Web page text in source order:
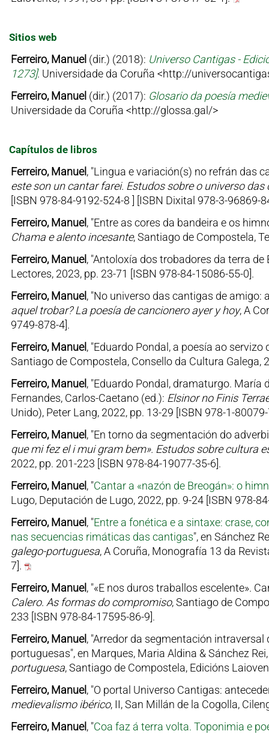
Sitios web
Ferreiro, Manuel (dir.) (2018): Universo Cantigas -
1273]. Universidade da Coruña <http://
Ferreiro, Manuel (dir.) (2017): Glosario da poesía
Universidade da Coruña <http://glossa.gal/>
Capítulos de libros
Ferreiro, Manuel, "Lingua e variación(s) no refrán das
este son un cantar farei. Estudos sobre o universo das
[ISBN 978-84-9192-524-8 ] [ISBN Dixital 978-3-
Ferreiro, Manuel, "Entre as cores da bandeira e os
Chama e alento incesante, Santiago de Compostela,
Ferreiro, Manuel, "Antoloxía dos trobadores da terra de
Lectores, 2023, pp. 23-71 [ISBN 978-84-15086-55-0].
Ferreiro, Manuel, "No universo das cantigas de amigo:
aquel trobar? La poesía de cancionero ayer y hoy, A
9749-878-4].
Ferreiro, Manuel, "Eduardo Pondal, a poesía ao servizo
Santiago de Compostela, Consello da Cultura
Ferreiro, Manuel, "Eduardo Pondal, dramaturgo. María
Fernandes, Carlos-Caetano (ed.): Elsinor no Finis
Unido), Peter Lang, 2022, pp. 13-29 [ISBN 978-1-
Ferreiro, Manuel, "En torno da segmentación do
que mi fez el i mui gram bem». Estudos sobre cultura
2022, pp. 201-223 [ISBN 978-84-19077-35-6].
Ferreiro, Manuel, "Cantar a «nazón de Breogán»: o
Lugo, Deputación de Lugo, 2022, pp. 9-24 [ISBN 978-
Ferreiro, Manuel, "Entre a fonética e a sintaxe: crase,
nas secuencias rimáticas das cantigas", en Sánchez
galego-portuguesa, A Coruña, Monografía 13 da
7].
Ferreiro, Manuel, "«E nos duros traballos escelente».
Calero. As formas do compromiso, Santiago de
233 [ISBN 978-84-17595-86-9].
Ferreiro, Manuel, "Arredor da segmentación
portuguesas", en Marques, Maria Aldina & Sánchez
portuguesa, Santiago de Compostela, Edicións
Ferreiro, Manuel, "O portal Universo Cantigas:
medievalismo ibérico, II, San Millán de la Cogolla,
Ferreiro, Manuel, "Coa faz á terra volta. Toponimia e